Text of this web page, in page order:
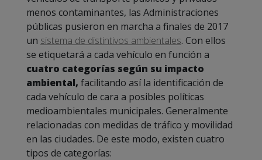
menos contaminantes, las Administraciones
públicas pusieron en marcha a finales de 2017
un sistema de distintivos ambientales. Con ellos
se etiquetará a cada vehículo en función a
cuatro categorías según su impacto
ambiental, facilitando así la identificación de
cada vehículo de cara a posibles políticas
medioambientales municipales. Generalmente
relacionadas con medidas de tráfico y movilidad
en las ciudades. De este modo, existen cuatro
tipos de categorías: